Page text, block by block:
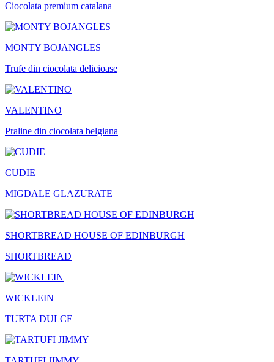
Ciocolata premium catalana
MONTY BOJANGLES
Trufe din ciocolata delicioase
VALENTINO
Praline din ciocolata belgiana
CUDIE
MIGDALE GLAZURATE
SHORTBREAD HOUSE OF EDINBURGH
SHORTBREAD
WICKLEIN
TURTA DULCE